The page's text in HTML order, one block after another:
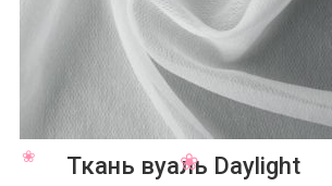
Ткань вуаль Daylight